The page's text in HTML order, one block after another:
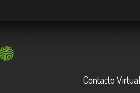
Contacto Virtual